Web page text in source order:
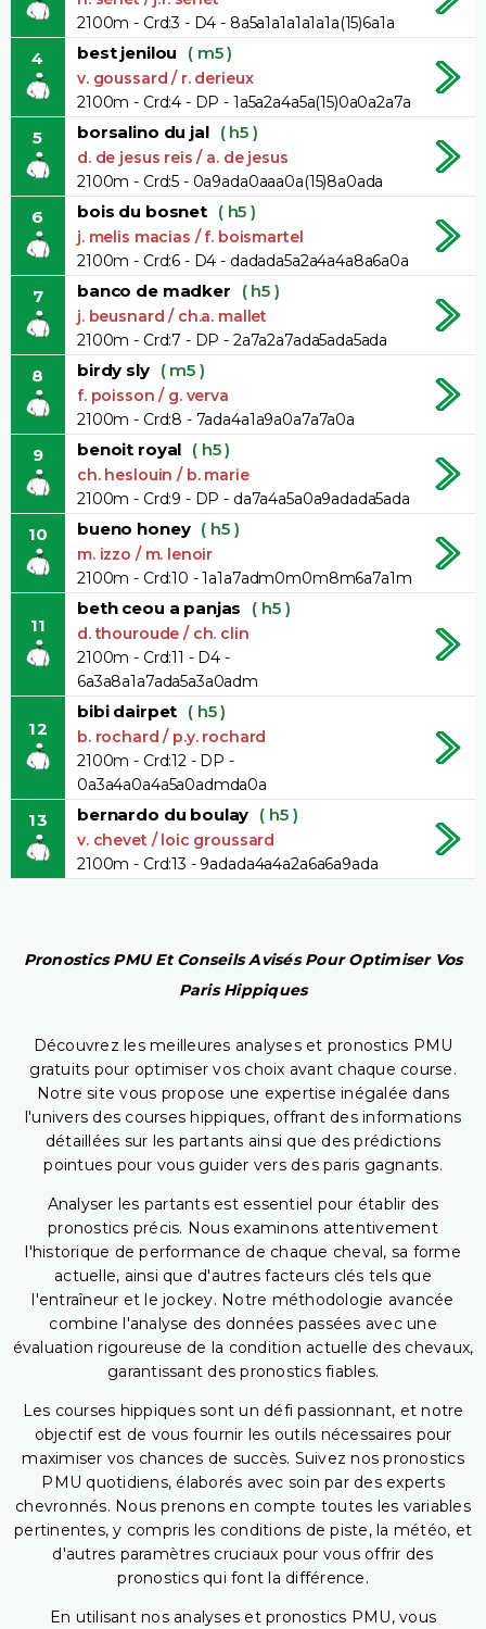
2100m - Crd:3 - D4 - 8a5a1a1a1a1a1a(15)6a1a
4 best jenilou ( m5 )
v. goussard / r. derieux
2100m - Crd:4 - DP - 1a5a2a4a5a(15)0a0a2a7a
5 borsalino du jal ( h5 )
d. de jesus reis / a. de jesus
2100m - Crd:5 - 0a9ada0aaa0a(15)8a0ada
6 bois du bosnet ( h5 )
j. melis macias / f. boismartel
2100m - Crd:6 - D4 - dadada5a2a4a4a8a6a0a
7 banco de madker ( h5 )
j. beusnard / ch.a. mallet
2100m - Crd:7 - DP - 2a7a2a7ada5ada5ada
8 birdy sly ( m5 )
f. poisson / g. verva
2100m - Crd:8 - 7ada4a1a9a0a7a7a0a
9 benoit royal ( h5 )
ch. heslouin / b. marie
2100m - Crd:9 - DP - da7a4a5a0a9adada5ada
10 bueno honey ( h5 )
m. izzo / m. lenoir
2100m - Crd:10 - 1a1a7adm0m0m8m6a7a1m
11
beth ceou a panjas ( h5 )
d. thouroude / ch. clin
2100m - Crd:11 - D4 -
6a3a8a1a7ada5a3a0adm
12
bibi dairpet ( h5 )
b. rochard / p.y. rochard
2100m - Crd:12 - DP -
0a3a4a0a4a5a0admda0a
13 bernardo du boulay ( h5 )
v. chevet / loic groussard
2100m - Crd:13 - 9adada4a4a2a6a6a9ada
Pronostics PMU Et Conseils Avisés Pour Optimiser Vos
Paris Hippiques
Découvrez les meilleures analyses et pronostics PMU
gratuits pour optimiser vos choix avant chaque course.
Notre site vous propose une expertise inégalée dans
l'univers des courses hippiques, offrant des informations
détaillées sur les partants ainsi que des prédictions
pointues pour vous guider vers des paris gagnants.
Analyser les partants est essentiel pour établir des
pronostics précis. Nous examinons attentivement
l'historique de performance de chaque cheval, sa forme
actuelle, ainsi que d'autres facteurs clés tels que
l'entraîneur et le jockey. Notre méthodologie avancée
combine l'analyse des données passées avec une
évaluation rigoureuse de la condition actuelle des chevaux,
garantissant des pronostics fiables.
Les courses hippiques sont un défi passionnant, et notre
objectif est de vous fournir les outils nécessaires pour
maximiser vos chances de succès. Suivez nos pronostics
PMU quotidiens, élaborés avec soin par des experts
chevronnés. Nous prenons en compte toutes les variables
pertinentes, y compris les conditions de piste, la météo, et
d'autres paramètres cruciaux pour vous offrir des
pronostics qui font la différence.
En utilisant nos analyses et pronostics PMU, vous